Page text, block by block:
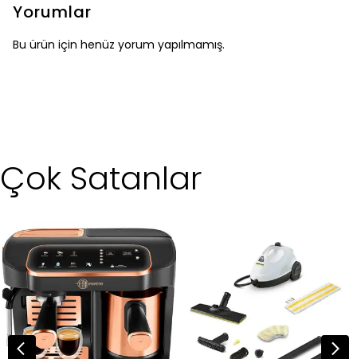
Yorumlar
Bu ürün için henüz yorum yapılmamış.
Çok Satanlar